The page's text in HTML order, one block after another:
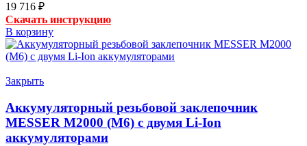
19 716 ₽
Скачать инструкцию
В корзину
Закрыть
Аккумуляторный резьбовой заклепочник
MESSER M2000 (М6) с двумя Li-Ion
аккумуляторами